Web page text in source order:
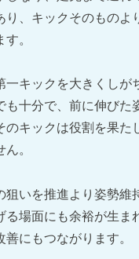
り、キックそのものよ
。
一キックを大きくしが
も十分で、前に伸びた
のキックは役割を果た
。
狙いを推進より姿勢維
る場面にも余裕が生ま
善にもつながります。